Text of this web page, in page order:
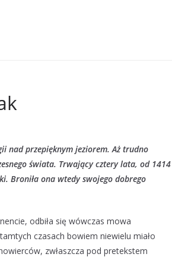
nad przepięknym jeziorem. Aż trudno
świata. Trwający cztery lata, od 1414
Broniła ona wtedy swojego dobrego
odbiła się wówczas mowa
czasach bowiem niewielu miało
zwłaszcza pod pretekstem